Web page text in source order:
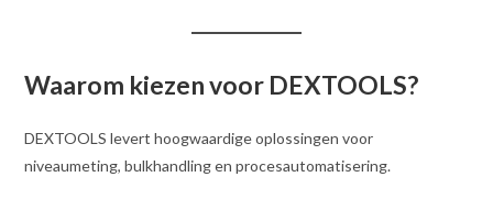
Waarom kiezen voor DEXTOOLS?
DEXTOOLS levert hoogwaardige oplossingen voor
niveaumeting, bulkhandling en procesautomatisering.